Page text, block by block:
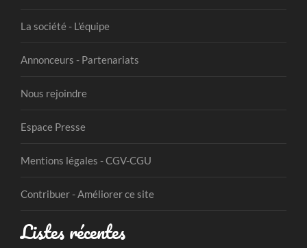
La société - L'équipe
Annonceurs - Partenariats
Nous rejoindre
Espace Presse
Mentions légales - CGV-CGU
Contribuer - Améliorer ce site
Listes récentes